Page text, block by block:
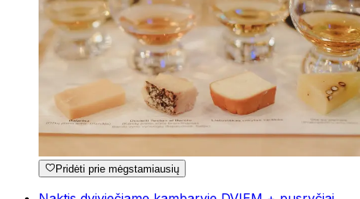
Pridėti prie mėgstamiausių